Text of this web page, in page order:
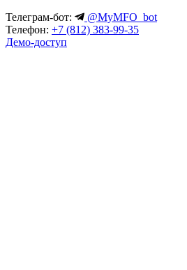
Телеграм-бот:
@MyMFO_bot
Телефон: +7 (812) 383-99-35
Демо-доступ